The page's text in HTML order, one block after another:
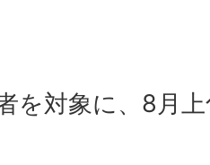
を対象に、8月